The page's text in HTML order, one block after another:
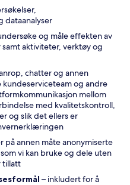
dataanalyser
og måle effekten av
aktiviteter, verktøy og
chatter og annen
kundeserviceteam og andre
mellom
med kvalitetskontroll,
og slik det ellers er
annen måte anonymiserte
vi kan bruke og dele uten
tillatt
– inkludert for å